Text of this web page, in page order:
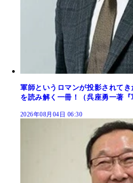
軍師というロマンが投影されて
を読み解く一冊！（呉座勇一著『
2026年08月04日 06:30